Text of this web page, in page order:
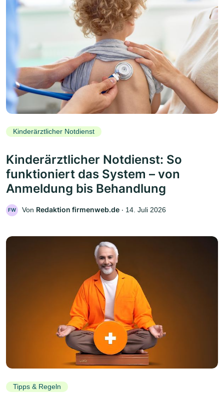
Kinderärztlicher Notdienst
Kinderärztlicher Notdienst: So
funktioniert das System – von
Anmeldung bis Behandlung
FW Von Redaktion firmenweb.de ‧ 14. Juli 2026
Tipps & Regeln